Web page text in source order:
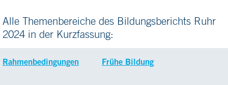
Alle Themenbereiche des Bildungsberichts Ruhr
2024 in der Kurzfassung:
Rahmenbedingungen Frühe Bildung